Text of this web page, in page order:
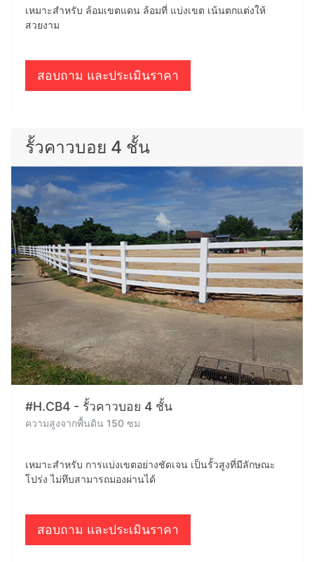
เหมาะสำหรับ ล้อมเขตแดน ล้อมที่ แบ่งเขต เน้นตกแต่งให้
สวยงาม
สอบถาม และประเมินราคา
รั้วคาวบอย 4 ชั้น
#H.CB4 - รั้วคาวบอย 4 ชั้น
ความสูงจากพื้นดิน 150 ซม
เหมาะสำหรับ การแบ่งเขตอย่างชัดเจน เป็นรั้วสูงที่มีลักษณะ
โปร่ง ไม่ทึบสามารถมองผ่านได้
สอบถาม และประเมินราคา